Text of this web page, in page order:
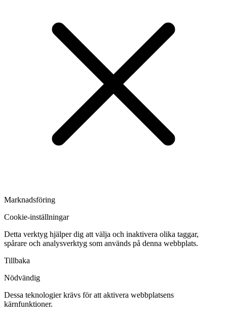
Marknadsföring
Cookie-inställningar
Detta verktyg hjälper dig att välja och inaktivera olika taggar,
spårare och analysverktyg som används på denna webbplats.
Tillbaka
Nödvändig
Dessa teknologier krävs för att aktivera webbplatsens
kärnfunktioner.